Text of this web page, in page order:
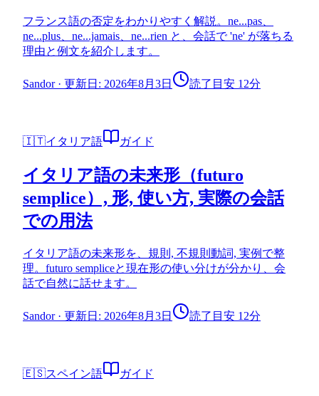
フランス語の否定をわかりやすく解説。ne...pas、
ne...plus、ne...jamais、ne...rien と、会話で 'ne' が落ちる
理由と例文を紹介します。
Sandor· 更新日: 2026年8月3日 読了目安 12分
🇮🇹イタリア語 ガイド
イタリア語の未来形（futuro
semplice）, 形, 使い方, 実際の会話
での用法
イタリア語の未来形を、規則, 不規則動詞, 実例で整
理。futuro sempliceと現在形の使い分けが分かり、会
話で自然に話せます。
Sandor· 更新日: 2026年8月3日 読了目安 12分
🇪🇸スペイン語 ガイド